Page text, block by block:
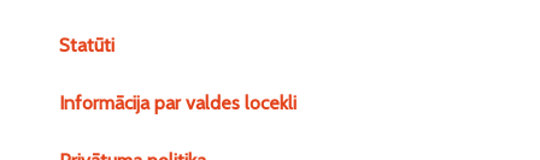
Statūti
Informācija par valdes locekli